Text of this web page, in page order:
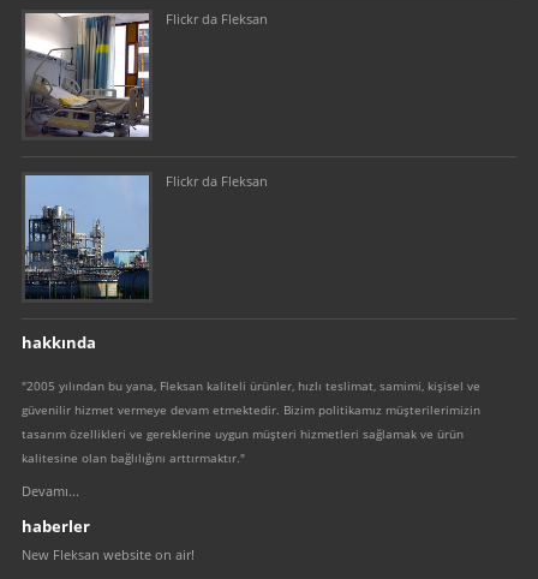
Flickr da Fleksan
Flickr da Fleksan
hakkında
"2005 yılından bu yana, Fleksan kaliteli ürünler, hızlı teslimat, samimi, kişisel ve
güvenilir hizmet vermeye devam etmektedir. Bizim politikamız müşterilerimizin
tasarım özellikleri ve gereklerine uygun müşteri hizmetleri sağlamak ve ürün
kalitesine olan bağlılığını arttırmaktır."
Devamı...
haberler
New Fleksan website on air!